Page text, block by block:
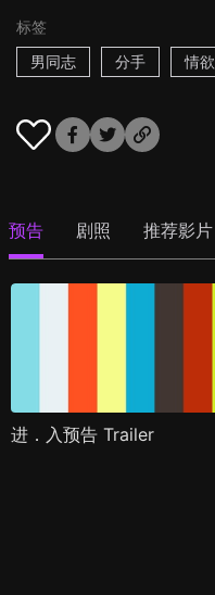
标签
男同志
分手 情欲
预告 剧照 推荐影片
进．入预告 Trailer